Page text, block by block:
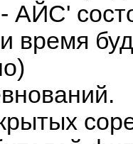
АЙС'
время